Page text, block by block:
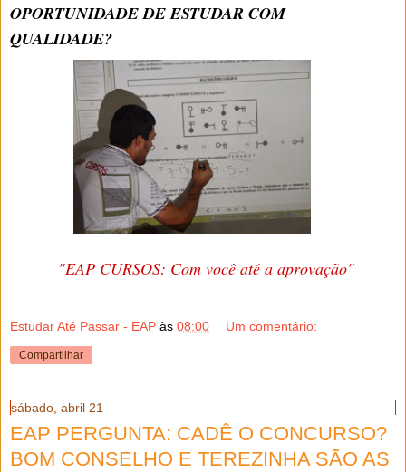
OPORTUNIDADE DE ESTUDAR COM
QUALIDADE?
"EAP CURSOS: Com você até a aprovação"
Estudar Até Passar - EAP às 08:00 Um comentário:
Compartilhar
sábado, abril 21
EAP PERGUNTA: CADÊ O CONCURSO?
BOM CONSELHO E TEREZINHA SÃO AS